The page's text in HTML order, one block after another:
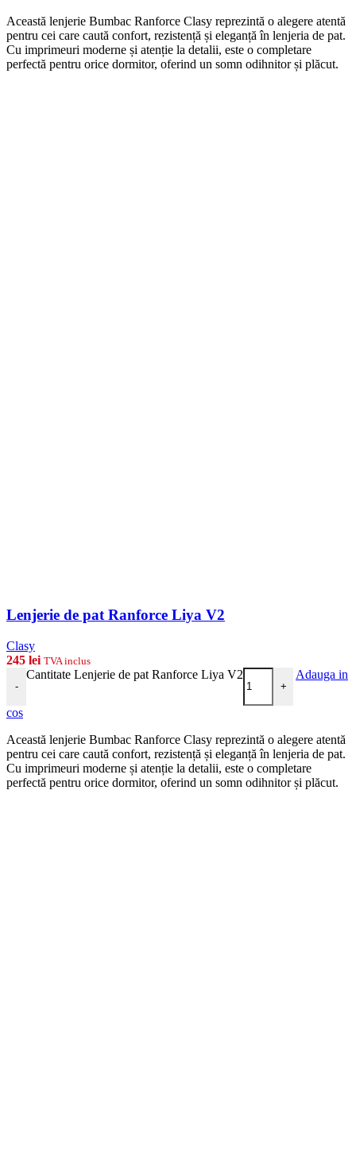
Această lenjerie Bumbac Ranforce Clasy reprezintă o alegere atentă
pentru cei care caută confort, rezistență și eleganță în lenjeria de pat.
Cu imprimeuri moderne și atenție la detalii, este o completare
perfectă pentru orice dormitor, oferind un somn odihnitor și plăcut.
Lenjerie de pat Ranforce Liya V2
Clasy
245 lei TVA inclus
-
Cantitate Lenjerie de pat Ranforce Liya V2
+
Adauga in
cos
Această lenjerie Bumbac Ranforce Clasy reprezintă o alegere atentă
pentru cei care caută confort, rezistență și eleganță în lenjeria de pat.
Cu imprimeuri moderne și atenție la detalii, este o completare
perfectă pentru orice dormitor, oferind un somn odihnitor și plăcut.